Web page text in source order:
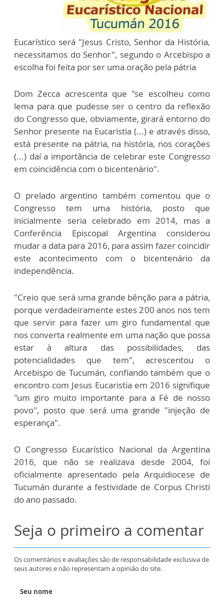
Eucarístico será "Jesus Cristo, Senhor da História,
necessitamos do Senhor", segundo o Arcebispo a
escolha foi feita por ser uma oração pela pátria
Dom Zecca acrescenta que "se escolheu como
lema para que pudesse ser o centro da reflexão
do Congresso que, obviamente, girará entorno do
Senhor presente na Eucaristia (...) e através disso,
está presente na pátria, na história, nos corações
(...) daí a importância de celebrar este Congresso
em coincidência com o bicentenário".
O prelado argentino também comentou que o
Congresso tem uma história, posto que
inicialmente seria celebrado em 2014, mas a
Conferência Episcopal Argentina considerou
mudar a data para 2016, para assim fazer coincidir
este acontecimento com o bicentenário da
independência.
"Creio que será uma grande bênção para a pátria,
porque verdadeiramente estes 200 anos nos tem
que servir para fazer um giro fundamental que
nos converta realmente em uma nação que possa
estar à altura das possibilidades, das
potencialidades que tem", acrescentou o
Arcebispo de Tucumán, confiando também que o
encontro com Jesus Eucaristia em 2016 signifique
"um giro muito importante para a Fé de nosso
povo", posto que será uma grande "injeção de
esperança".
O Congresso Eucarístico Nacional da Argentina
2016, que não se realizava desde 2004, foi
oficialmente apresentado pela Arquidiocese de
Tucumán durante a festividade de Corpus Christi
do ano passado.
Seja o primeiro a comentar
Os comentários e avaliações são de responsabilidade exclusiva de
seus autores e não representam a opinião do site.
Seu nome